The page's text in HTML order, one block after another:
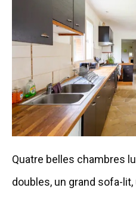
Quatre belles chambres
doubles, un grand sofa-